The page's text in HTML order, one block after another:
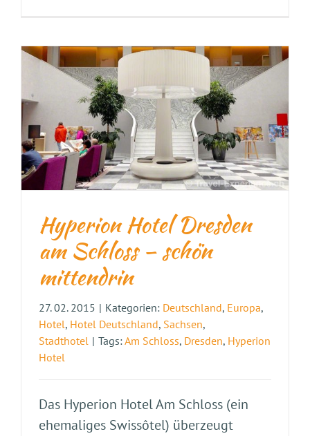
Hyperion Hotel Dresden
am Schloss – schön
mittendrin
27. 02. 2015 | Kategorien: Deutschland, Europa,
Hotel, Hotel Deutschland, Sachsen,
Stadthotel | Tags:Am Schloss, Dresden, Hyperion
Hotel
Das Hyperion Hotel Am Schloss (ein
ehemaliges Swissôtel) überzeugt